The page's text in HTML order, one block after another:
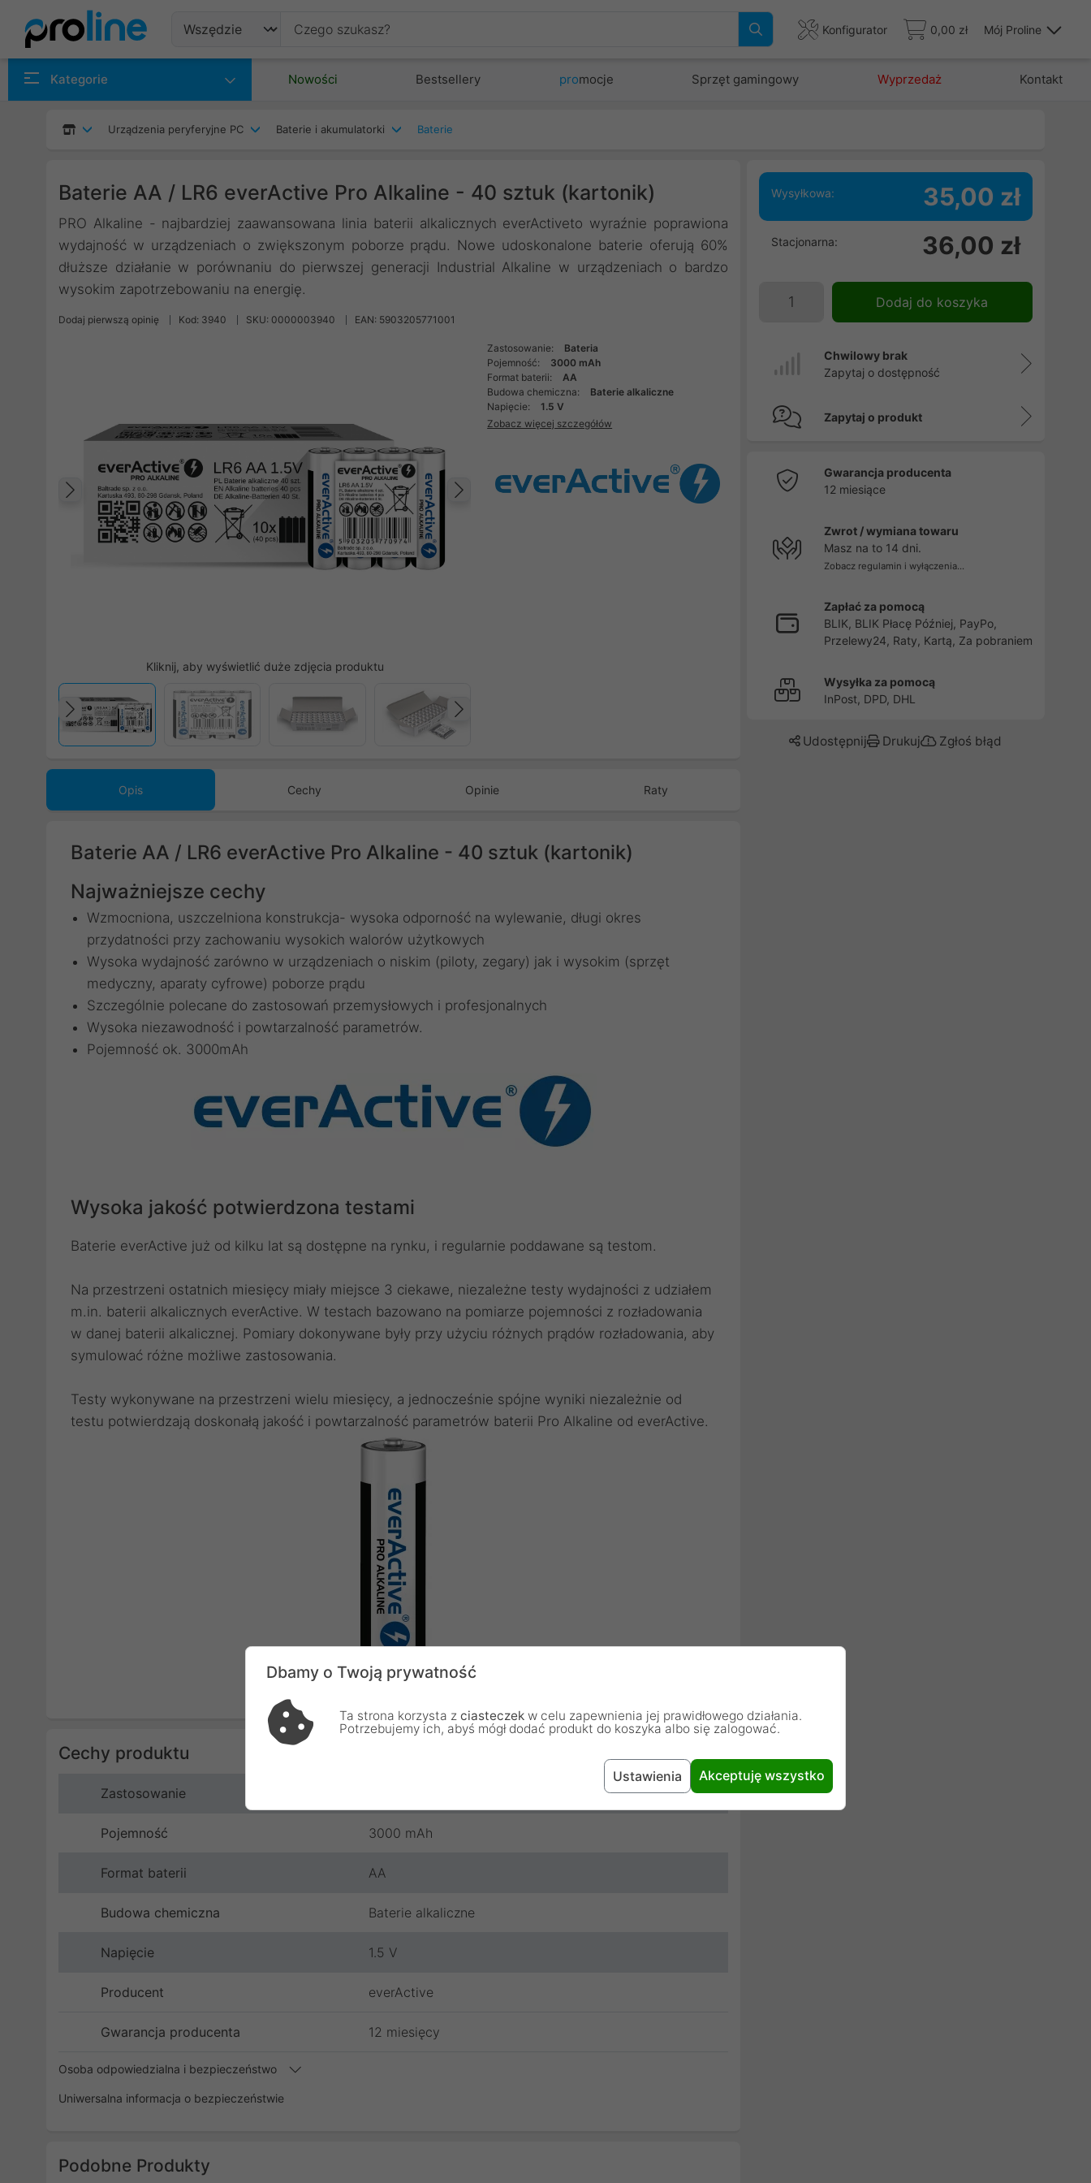
Konfigurator 0,00 zł Mój Proline
Kategorie Nowości Bestsellery promocje Sprzęt gamingowy Wyprzedaż Kontakt
Urządzenia peryferyjne PC Baterie i akumulatorki Baterie
Baterie AA / LR6 everActive Pro Alkaline - 40 sztuk (kartonik)
PRO Alkaline - najbardziej zaawansowana linia baterii alkalicznych everActiveto wyraźnie poprawiona
wydajność w urządzeniach o zwiększonym poborze prądu. Nowe udoskonalone baterie oferują 60%
dłuższe działanie w porównaniu do pierwszej generacji Industrial Alkaline w urządzeniach o bardzo
wysokim zapotrzebowaniu na energię.
Dodaj pierwszą opinię Kod: 3940 SKU: 0000003940 EAN: 5903205771001
Poprzedni
Kliknij, aby wyświetlić duże zdjęcia produktu
Poprzedni
Zastosowanie:
Bateria
Pojemność:
3000 mAh
Format baterii:
AA
Budowa chemiczna:
Baterie alkaliczne
Napięcie:
1.5 V
Zobacz więcej szczegółów
Opis Cechy Opinie Raty
Baterie AA / LR6 everActive Pro Alkaline - 40 sztuk (kartonik)
Najważniejsze cechy
Wzmocniona, uszczelniona konstrukcja- wysoka odporność na wylewanie, długi okres
przydatności przy zachowaniu wysokich walorów użytkowych
Wysoka wydajność zarówno w urządzeniach o niskim (piloty, zegary) jak i wysokim (sprzęt
medyczny, aparaty cyfrowe) poborze prądu
Szczególnie polecane do zastosowań przemysłowych i profesjonalnych
Wysoka niezawodność i powtarzalność parametrów.
Pojemność ok. 3000mAh
Wysoka jakość potwierdzona testami
Baterie everActive już od kilku lat są dostępne na rynku, i regularnie poddawane są testom.
Na przestrzeni ostatnich miesięcy miały miejsce 3 ciekawe, niezależne testy wydajności z udziałem
m.in. baterii alkalicznych everActive. W testach bazowano na pomiarze pojemności z rozładowania
w danej baterii alkalicznej. Pomiary dokonywane były przy użyciu różnych prądów rozładowania, aby
symulować różne możliwe zastosowania.
Testy wykonywane na przestrzeni wielu miesięcy, a jednocześnie spójne wyniki niezależnie od
testu potwierdzają doskonałą jakość i powtarzalność parametrów baterii Pro Alkaline od everActive.
Cechy produktu
Zastosowanie
Pojemność 3000 mAh
Format baterii AA
Budowa chemiczna Baterie alkaliczne
Napięcie 1.5 V
Producent everActive
Gwarancja producenta 12 miesięcy
Osoba odpowiedzialna i bezpieczeństwo
Uniwersalna informacja o bezpieczeństwie
Podobne Produkty
Wysyłkowa: 35,00 zł
Stacjonarna: 36,00 zł
Dodaj do koszyka
Chwilowy brak
Zapytaj o dostępność
Zapytaj o produkt
Gwarancja producenta
12 miesiące
Zwrot / wymiana towaru
Masz na to 14 dni.
Zobacz regulamin i wyłączenia...
Zapłać za pomocą
BLIK, BLIK Płacę Później, PayPo,
Przelewy24, Raty, Kartą, Za pobraniem
Wysyłka za pomocą
InPost, DPD, DHL
Udostępnij Drukuj Zgłoś błąd
Dbamy o Twoją prywatność
Ta strona korzysta z ciasteczek w celu zapewnienia jej prawidłowego działania.
Potrzebujemy ich, abyś mógł dodać produkt do koszyka albo się zalogować.
Ustawienia Akceptuję wszystko